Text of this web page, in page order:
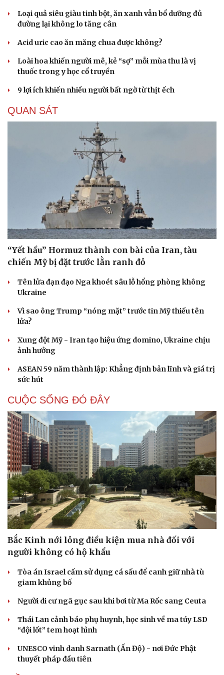
Loại quả siêu giàu tinh bột, ăn xanh vẫn bổ dưỡng đủ
đường lại không lo tăng cân
Acid uric cao ăn măng chua được không?
Loài hoa khiến người mê, kẻ “sợ” mỗi mùa thu là vị
thuốc trong y học cổ truyền
9 lợi ích khiến nhiều người bất ngờ từ thịt ếch
QUAN SÁT
“Yết hầu” Hormuz thành con bài của Iran, tàu
chiến Mỹ bị đặt trước lằn ranh đỏ
Tên lửa đạn đạo Nga khoét sâu lỗ hổng phòng không
Ukraine
Vì sao ông Trump “nóng mặt” trước tin Mỹ thiếu tên
lửa?
Xung đột Mỹ - Iran tạo hiệu ứng domino, Ukraine chịu
ảnh hưởng
ASEAN 59 năm thành lập: Khẳng định bản lĩnh và giá trị
sức hút
CUỘC SỐNG ĐÓ ĐÂY
Bắc Kinh nới lỏng điều kiện mua nhà đối với
người không có hộ khẩu
Tòa án Israel cấm sử dụng cá sấu để canh giữ nhà tù
giam khủng bố
Người di cư ngã gục sau khi bơi từ Ma Rốc sang Ceuta
Thái Lan cảnh báo phụ huynh, học sinh về ma túy LSD
“đội lốt” tem hoạt hình
UNESCO vinh danh Sarnath (Ấn Độ) - nơi Đức Phật
thuyết pháp đầu tiên